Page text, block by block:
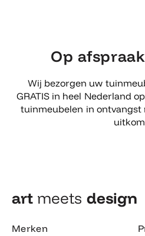
Op
Wij bezorgen uw
GRATIS in heel Nederland
tuinmeubelen in
art meets design​
Merken